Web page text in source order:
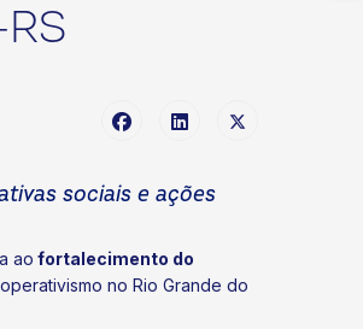
sociais e ações
ao fortalecimento do
no Rio Grande do